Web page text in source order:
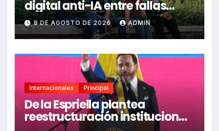
digital anti-IA entre fallas
técnicas y angustia
estudiantil
8 DE AGOSTO DE 2026 ADMIN
Internacionales Principal
De la Espriella plantea
reestructuración institucional